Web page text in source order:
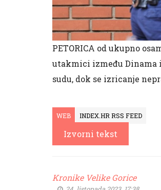
PETORICA od ukupno
utakmici između Dinama
sudu, dok se izricanje
WEB INDEX.HR RSS FEED
Izvorni tekst
Kronike Velike Gorice